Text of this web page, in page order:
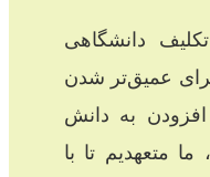
تکلیف دانشگاهی
عمیق‌تر شدن
به دانش
متعهدیم تا با